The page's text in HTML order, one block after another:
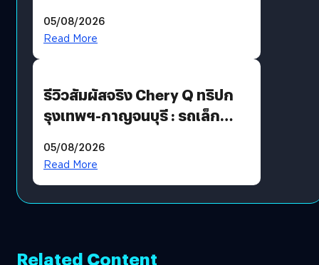
05/08/2026
Read More
รีวิวสัมผัสจริง Chery Q ทริปก
รุงเทพฯ-กาญจนบุรี : รถเล็ก
ฟังก์ชันเกินตัว
05/08/2026
Read More
Related Content